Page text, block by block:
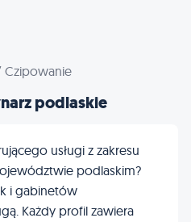
Czipowanie
podlaskie
usługi z zakresu
podlaskim?
i gabinetów
Każdy profil zawiera